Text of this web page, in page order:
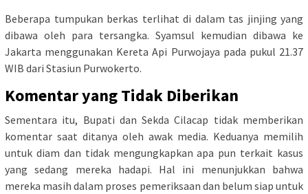
Beberapa tumpukan berkas terlihat di dalam tas jinjing yang
dibawa oleh para tersangka. Syamsul kemudian dibawa ke
Jakarta menggunakan Kereta Api Purwojaya pada pukul 21.37
WIB dari Stasiun Purwokerto.
Komentar yang Tidak Diberikan
Sementara itu, Bupati dan Sekda Cilacap tidak memberikan
komentar saat ditanya oleh awak media. Keduanya memilih
untuk diam dan tidak mengungkapkan apa pun terkait kasus
yang sedang mereka hadapi. Hal ini menunjukkan bahwa
mereka masih dalam proses pemeriksaan dan belum siap untuk